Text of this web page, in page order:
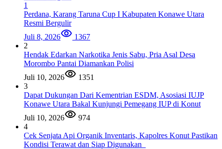
1
Perdana, Karang Taruna Cup I Kabupaten Konawe Utara
Resmi Bergulir
Juli 8, 2026
1367
2
Hendak Edarkan Narkotika Jenis Sabu, Pria Asal Desa
Morombo Pantai Diamankan Polisi
Juli 10, 2026
1351
3
Dapat Dukungan Dari Kementrian ESDM, Asosiasi IUJP
Konawe Utara Bakal Kunjungi Pemegang IUP di Konut
Juli 10, 2026
974
4
Cek Senjata Api Organik Inventaris, Kapolres Konut Pastikan
Kondisi Terawat dan Siap Digunakan